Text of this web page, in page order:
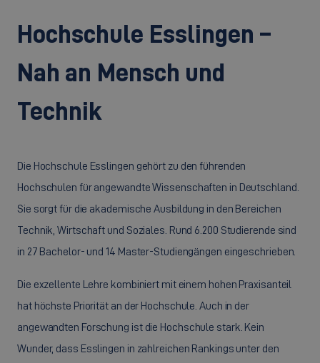
Hochschule Esslingen –
Nah an Mensch und
Technik
Die Hochschule Esslingen gehört zu den führenden
Hochschulen für angewandte Wissenschaften in Deutschland.
Sie sorgt für die akademische Ausbildung in den Bereichen
Technik, Wirtschaft und Soziales. Rund 6.200 Studierende sind
in 27 Bachelor- und 14 Master-Studiengängen eingeschrieben.
Die exzellente Lehre kombiniert mit einem hohen Praxisanteil
hat höchste Priorität an der Hochschule. Auch in der
angewandten Forschung ist die Hochschule stark. Kein
Wunder, dass Esslingen in zahlreichen Rankings unter den